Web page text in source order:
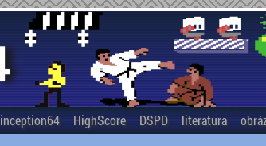
inception64 HighScore DSPD literatura